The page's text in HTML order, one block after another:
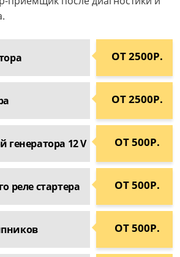
ОТ 2500Р.
ОТ 2500Р.
генератора 12 V ОТ 500Р.
реле стартера ОТ 500Р.
ОТ 500Р.